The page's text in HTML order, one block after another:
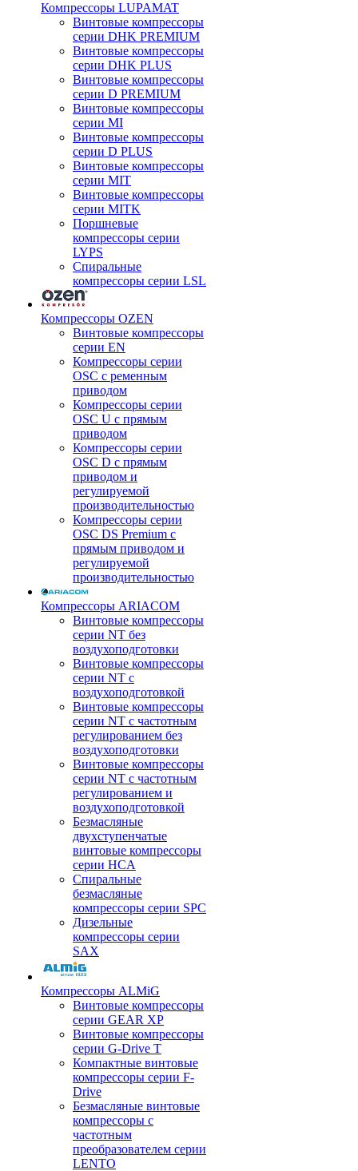
Компрессоры LUPAMAT
Винтовые компрессоры
серии DHK PREMIUM
Винтовые компрессоры
серии DHK PLUS
Винтовые компрессоры
серии D PREMIUM
Винтовые компрессоры
серии MI
Винтовые компрессоры
серии D PLUS
Винтовые компрессоры
серии MIT
Винтовые компрессоры
серии MITK
Поршневые
компрессоры серии
LYPS
Спиральные
компрессоры серии LSL
Компрессоры OZEN
Винтовые компрессоры
серии EN
Компрессоры серии
OSC с ременным
приводом
Компрессоры серии
OSC U с прямым
приводом
Компрессоры серии
OSC D с прямым
приводом и
регулируемой
производительностью
Компрессоры серии
OSC DS Premium с
прямым приводом и
регулируемой
производительностью
Компрессоры ARIACOM
Винтовые компрессоры
серии NT без
воздухоподготовки
Винтовые компрессоры
серии NT c
воздухоподготовкой
Винтовые компрессоры
серии NT с частотным
регулированием без
воздухоподготовки
Винтовые компрессоры
серии NT с частотным
регулированием и
воздухоподготовкой
Безмасляные
двухступенчатые
винтовые компрессоры
серии HCA
Спиральные
безмасляные
компрессоры серии SPC
Дизельные
компрессоры серии
SAX
Компрессоры ALMiG
Винтовые компрессоры
серии GEAR XP
Винтовые компрессоры
серии G-Drive T
Компактные винтовые
компрессоры серии F-
Drive
Безмасляные винтовые
компрессоры с
частотным
преобразователем серии
LENTO